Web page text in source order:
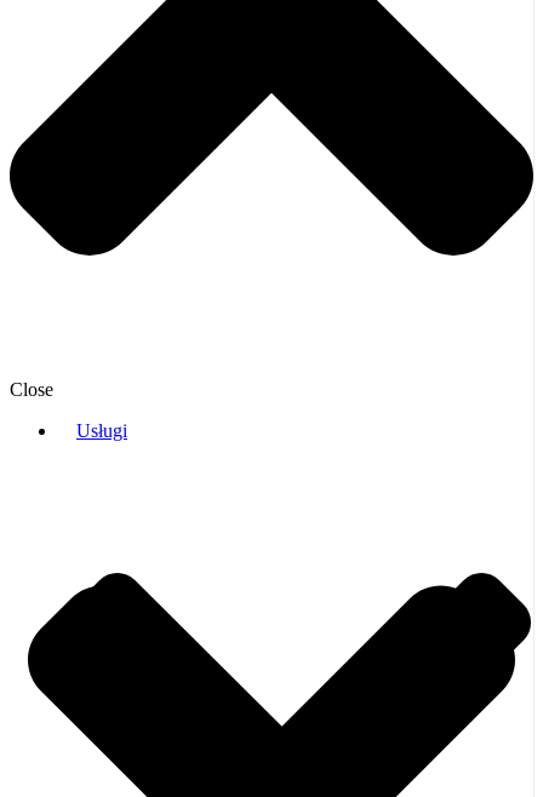
Close
Usługi